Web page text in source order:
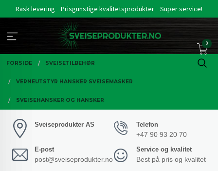
Rask levering Prisgunstige kvalitetsprodukter Super service!
0
FORSIDE SVEISETILBEHØR
VERNEUTSTYR HANSKER SVEISEMASKER
SVEISEHANSKER OG HANSKER
Sveiseprodukter AS Telefon
+47 90 93 20 70
E-post
post@sveiseprodukter.no
Service og kvalitet
Best på pris og kvalitet